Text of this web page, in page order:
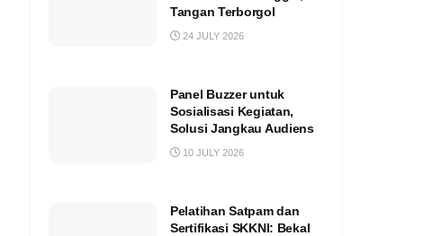
Tangan Terborgol
24 JULY 2026
Panel Buzzer untuk
Sosialisasi Kegiatan,
Solusi Jangkau Audiens
10 JULY 2026
Pelatihan Satpam dan
Sertifikasi SKKNI: Bekal